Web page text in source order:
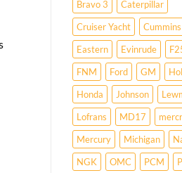
Bravo 3
Caterpillar
Cruiser Yacht
Cummins
Eastern
Evinrude
FNM
Ford GM
Honda
Johnson
Lofrans
MD17
Mercury
Michigan
NGK
OMC PCM